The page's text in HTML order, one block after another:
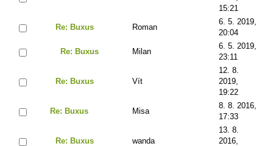
15:21
Re: Buxus Roman
6. 5. 2019,
20:04
Re: Buxus Milan
6. 5. 2019,
23:11
Re: Buxus Vít
12. 8.
2019,
19:22
Re: Buxus Misa
8. 8. 2016,
17:33
Re: Buxus wanda
13. 8.
2016,